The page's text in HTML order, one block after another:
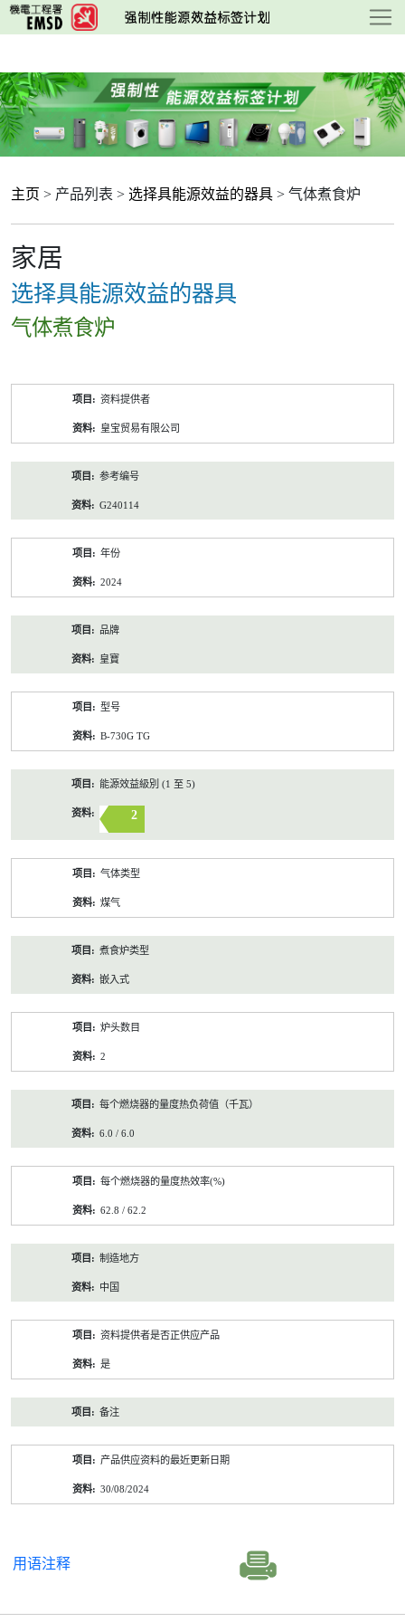
跳
至
要
内
容
主页 > 产品列表 > 选择具能源效益的器具 > 气体煮食炉
家居
选择具能源效益的器具
气体煮食炉
资料提供者
皇宝贸易有限公司
参考编号
G240114
年份
2024
品牌
皇寶
型号
B-730G TG
能源效益級別 (1 至 5)
2
气体类型
煤气
煮食炉类型
嵌入式
炉头数目
2
每个燃烧器的量度热负荷值（千瓦）
6.0 / 6.0
每个燃烧器的量度热效率(%)
62.8 / 62.2
制造地方
中国
资料提供者是否正供应产品
是
备注
产品供应资料的最近更新日期
30/08/2024
用语注释